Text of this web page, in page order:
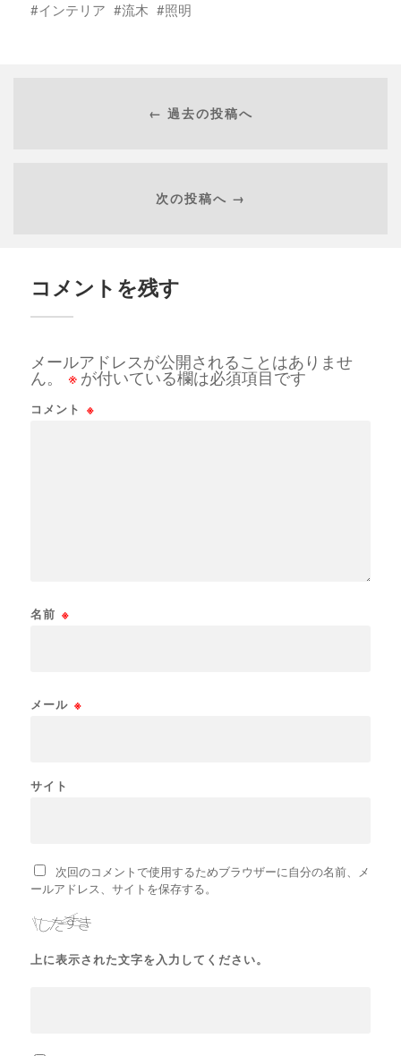
インテリア
流木 照明
← 過去の投稿へ
次の投稿へ →
コメントを残す
メールアドレスが公開されることはありませ
ん。
※ が付いている欄は必須項目です
コメント ※
名前 ※
メール ※
サイト
次回のコメントで使用するためブラウザーに自分の名前、メ
ールアドレス、サイトを保存する。
上に表示された文字を入力してください。